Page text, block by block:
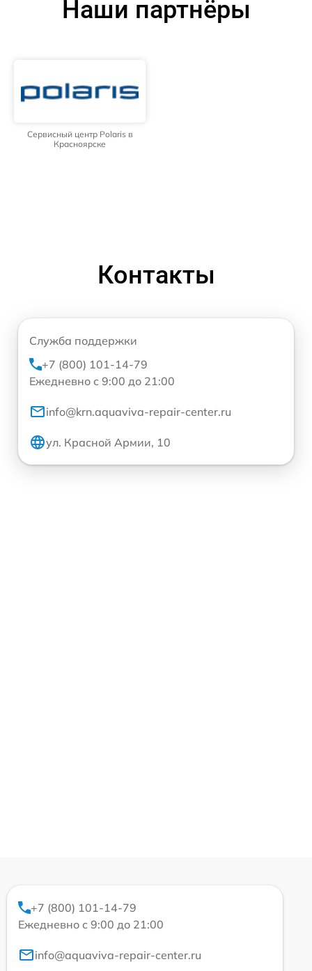
Наши партнёры
Сервисный центр Polaris в
Красноярске
Контакты
Служба поддержки
+7 (800) 101-14-79
Ежедневно с 9:00 до 21:00
info@krn.aquaviva-repair-center.ru
ул. Красной Армии, 10
+7 (800) 101-14-79
Ежедневно с 9:00 до 21:00
info@aquaviva-repair-center.ru